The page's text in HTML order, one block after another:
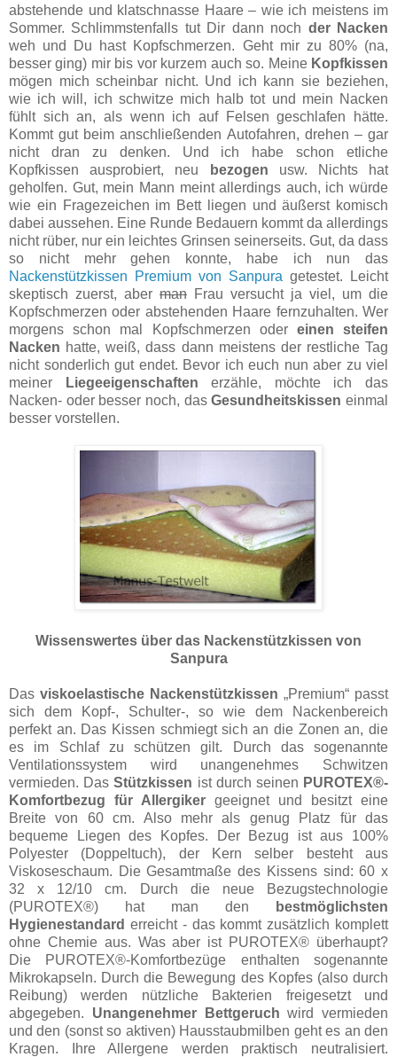
abstehende und klatschnasse Haare – wie ich meistens im
Sommer. Schlimmstenfalls tut Dir dann noch der Nacken
weh und Du hast Kopfschmerzen. Geht mir zu 80% (na,
besser ging) mir bis vor kurzem auch so. Meine Kopfkissen
mögen mich scheinbar nicht. Und ich kann sie beziehen,
wie ich will, ich schwitze mich halb tot und mein Nacken
fühlt sich an, als wenn ich auf Felsen geschlafen hätte.
Kommt gut beim anschließenden Autofahren, drehen – gar
nicht dran zu denken. Und ich habe schon etliche
Kopfkissen ausprobiert, neu
bezogen usw. Nichts hat
geholfen. Gut, mein Mann meint allerdings auch, ich würde
wie ein Fragezeichen im Bett liegen und äußerst komisch
dabei aussehen. Eine Runde Bedauern kommt da allerdings
nicht rüber, nur ein leichtes Grinsen seinerseits. Gut, da dass
so nicht mehr gehen konnte, habe ich nun das
Nackenstützkissen Premium von Sanpura getestet. Leicht
skeptisch zuerst, aber man Frau versucht ja viel, um die
Kopfschmerzen oder abstehenden Haare fernzuhalten. Wer
morgens schon mal Kopfschmerzen oder einen steifen
Nacken hatte, weiß, dass dann meistens der restliche Tag
nicht sonderlich gut endet. Bevor ich euch nun aber zu viel
meiner
Liegeeigenschaften erzähle, möchte ich das
Nacken- oder besser noch, dasGesundheitskissen einmal
besser vorstellen.
Wissenswertes über das Nackenstützkissen von
Sanpura
Das viskoelastische Nackenstützkissen „Premium“ passt
sich dem Kopf-, Schulter-, so wie dem Nackenbereich
perfekt an. Das Kissen schmiegt sich an die Zonen an, die
es im Schlaf zu schützen gilt. Durch das sogenannte
Ventilationssystem wird unangenehmes Schwitzen
vermieden. DasStützkissen ist durch seinen PUROTEX®-
Komfortbezug für Allergiker geeignet und besitzt eine
Breite von 60 cm. Also mehr als genug Platz für das
bequeme Liegen des Kopfes. Der Bezug ist aus 100%
Polyester (Doppeltuch), der Kern selber besteht aus
Viskoseschaum. Die Gesamtmaße des Kissens sind: 60 x
32 x 12/10 cm. Durch die neue Bezugstechnologie
(PUROTEX®) hat man den
bestmöglichsten
Hygienestandard erreicht - das kommt zusätzlich komplett
ohne Chemie aus. Was aber ist PUROTEX® überhaupt?
Die PUROTEX®-Komfortbezüge enthalten sogenannte
Mikrokapseln. Durch die Bewegung des Kopfes (also durch
Reibung) werden nützliche Bakterien freigesetzt und
abgegeben. Unangenehmer Bettgeruch wird vermieden
und den (sonst so aktiven) Hausstaubmilben geht es an den
Kragen. Ihre Allergene werden praktisch neutralisiert.